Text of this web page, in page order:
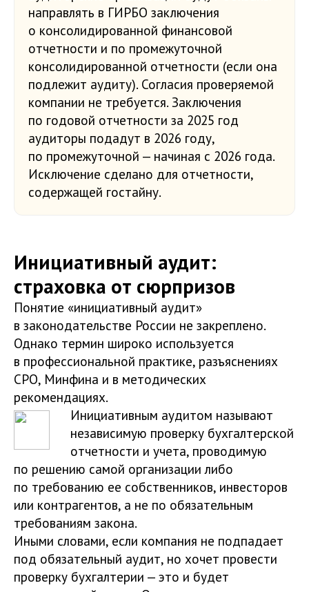
направлять в ГИРБО заключения
о консолидированной финансовой
отчетности и по промежуточной
консолидированной отчетности (если она
подлежит аудиту). Согласия проверяемой
компании не требуется. Заключения
по годовой отчетности за 2025 год
аудиторы подадут в 2026 году,
по промежуточной — начиная с 2026 года.
Исключение сделано для отчетности,
содержащей гостайну.
Инициативный аудит:
страховка от сюрпризов
Понятие «инициативный аудит»
в законодательстве России не закреплено.
Однако термин широко используется
в профессиональной практике, разъяснениях
СРО, Минфина и в методических
рекомендациях.
Инициативным аудитом называют
независимую проверку бухгалтерской
отчетности и учета, проводимую
по решению самой организации либо
по требованию ее собственников, инвесторов
или контрагентов, а не по обязательным
требованиям закона.
Иными словами, если компания не подпадает
под обязательный аудит, но хочет провести
проверку бухгалтерии — это и будет